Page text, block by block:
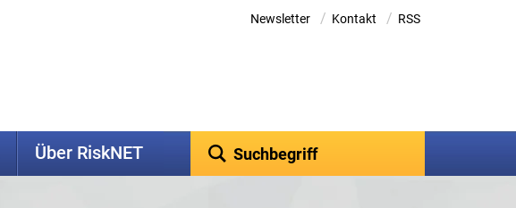
Newsletter / Kontakt / RSS
Über RiskNET